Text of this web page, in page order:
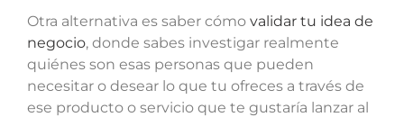
Otra alternativa es saber cómo validar tu idea de
negocio, donde sabes investigar realmente
quiénes son esas personas que pueden
necesitar o desear lo que tu ofreces a través de
ese producto o servicio que te gustaría lanzar al